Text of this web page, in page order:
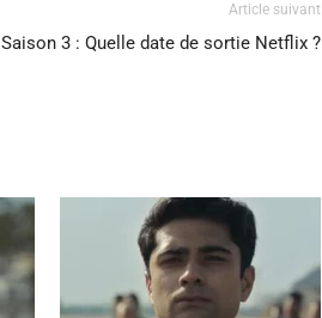
Article suivant
3 : Quelle date de sortie Netflix ?